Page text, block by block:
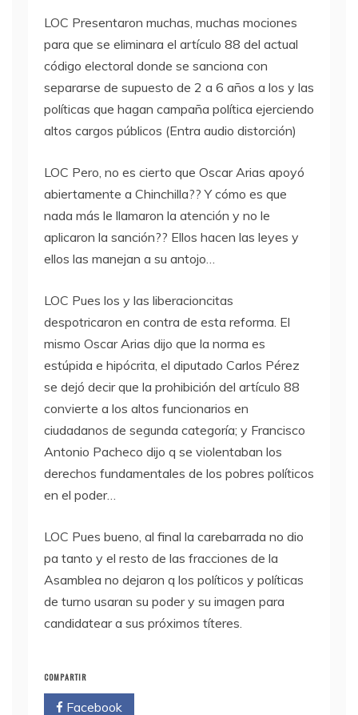
LOC Presentaron muchas, muchas mociones
para que se eliminara el artículo 88 del actual
código electoral donde se sanciona con
separarse de supuesto de 2 a 6 años a los y las
políticas que hagan campaña política ejerciendo
altos cargos públicos (Entra audio distorción)
LOC Pero, no es cierto que Oscar Arias apoyó
abiertamente a Chinchilla?? Y cómo es que
nada más le llamaron la atención y no le
aplicaron la sanción?? Ellos hacen las leyes y
ellos las manejan a su antojo…
LOC Pues los y las liberacioncitas
despotricaron en contra de esta reforma. El
mismo Oscar Arias dijo que la norma es
estúpida e hipócrita, el diputado Carlos Pérez
se dejó decir que la prohibición del artículo 88
convierte a los altos funcionarios en
ciudadanos de segunda categoría; y Francisco
Antonio Pacheco dijo q se violentaban los
derechos fundamentales de los pobres políticos
en el poder…
LOC Pues bueno, al final la carebarrada no dio
pa tanto y el resto de las fracciones de la
Asamblea no dejaron q los políticos y políticas
de turno usaran su poder y su imagen para
candidatear a sus próximos títeres.
COMPARTIR
Facebook